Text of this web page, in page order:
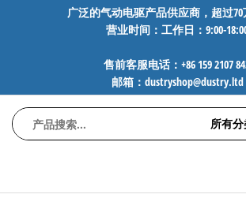
广泛的气动电驱产品供应商，超过
营业时间：工作日：9:00-
售前客服电话：+86 159 2107
邮箱：dustryshop@dustry.ltd
动